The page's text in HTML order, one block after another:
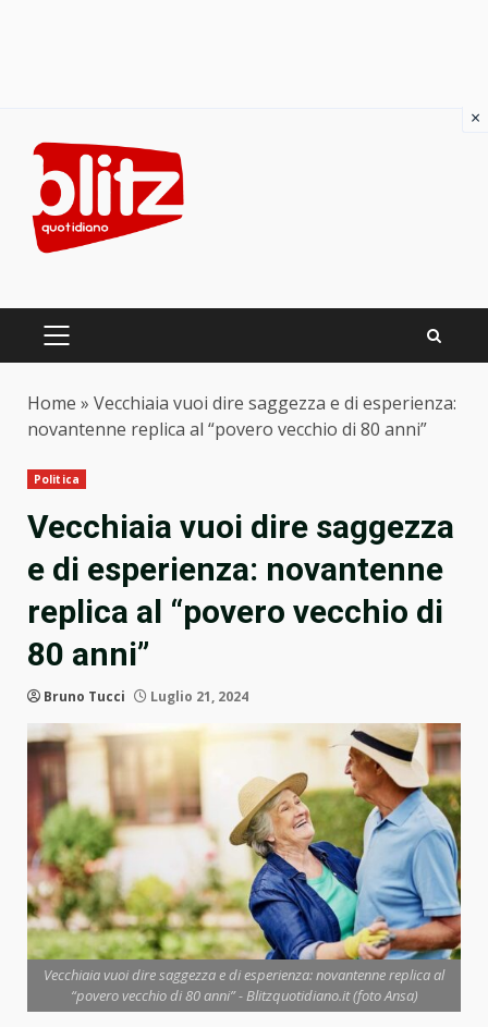
content
PRIMARY
Home » Vecchiaia vuoi dire saggezza e di esperienza:
novantenne replica al “povero vecchio di 80 anni”
Politica
Vecchiaia vuoi dire saggezza
e di esperienza: novantenne
replica al “povero vecchio di
80 anni”
Bruno Tucci Luglio 21, 2024
Vecchiaia vuoi dire saggezza e di esperienza: novantenne replica al
“povero vecchio di 80 anni” - Blitzquotidiano.it (foto Ansa)
×